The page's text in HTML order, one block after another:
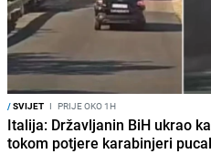
/SVIJET I PRIJE OKO 1H
Italija: Državljanin BiH ukrao
tokom potjere karabinjeri